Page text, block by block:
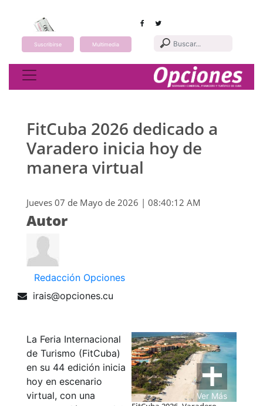
Suscribirse Multimedia
Toggle navigation
FitCuba 2026 dedicado a
Varadero inicia hoy de
manera virtual
Jueves 07 de Mayo de 2026 | 08:40:12 AM
Autor
Redacción Opciones
irais@opciones.cu
Ver Más
La Feria Internacional
de Turismo (FitCuba)
en su 44 edición inicia
hoy en escenario
virtual, con una